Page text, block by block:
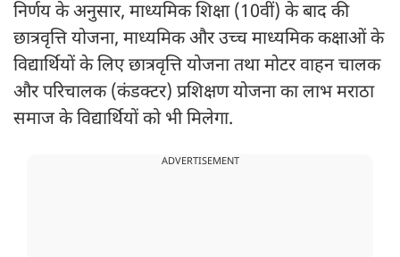
निर्णय के अनुसार, माध्यमिक शिक्षा (10वीं) के बाद की
छात्रवृत्ति योजना, माध्यमिक और उच्च माध्यमिक कक्षाओं के
विद्यार्थियों के लिए छात्रवृत्ति योजना तथा मोटर वाहन चालक
और परिचालक (कंडक्टर) प्रशिक्षण योजना का लाभ मराठा
समाज के विद्यार्थियों को भी मिलेगा.
ADVERTISEMENT